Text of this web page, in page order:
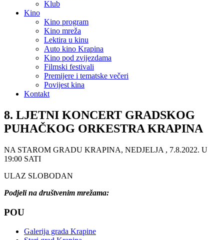
Klub
Kino
Kino program
Kino mreža
Lektira u kinu
Auto kino Krapina
Kino pod zvijezdama
Filmski festivali
Premijere i tematske večeri
Povijest kina
Kontakt
8. LJETNI KONCERT GRADSKOG
PUHAČKOG ORKESTRA KRAPINA
NA STAROM GRADU KRAPINA, NEDJELJA , 7.8.2022. U
19:00 SATI
ULAZ SLOBODAN
Podjeli na društvenim mrežama:
POU
Galerija grada Krapine